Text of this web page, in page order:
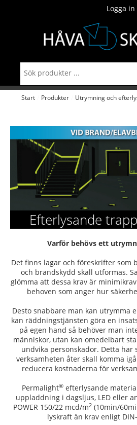
Logga in
Start Produkter Utrymning och
Efterlysande
Varför behövs ett
Det finns lagar och föreskrifter som
och brandskydd skall utformas.
glömma att dessa krav är
behoven som anger hur
Desto snabbare man kan utrymma
kan räddningstjänsten göra en
på egen hand så behöver man
människor, utan kan omedelbart
undvika personskador. Detta har
verksamheten åter skall komma
reducera kostnaderna för
Permalight® efterlysande
uppladdning i dagsljus, LED eller
POWER 150/22 mcd/m2 (10min/
lyskraft än krav enligt